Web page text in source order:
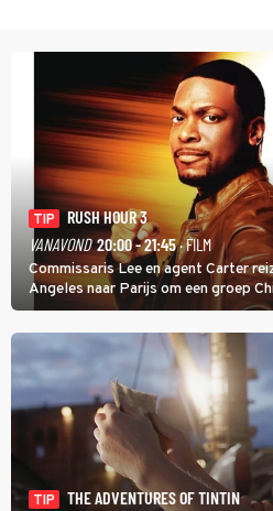
TIP
RUSH HOUR 3
VANAVOND 20:00 - 21:45· FILM
Commissaris Lee en agent Carter
Angeles naar Parijs om een groep
hand aan te pakken.
TIP
THE ADVENTURES OF TINTIN